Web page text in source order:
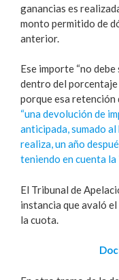
ganancias es
monto permitido de
anterior.
Ese importe “no
dentro del
porque esa retención
“una devolución de
anticipada, sumado
realiza, un año
teniendo en cuenta la
El Tribunal de
instancia que avaló
la cuota.